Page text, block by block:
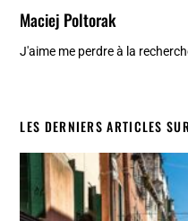
Maciej Poltorak
J'aime me perdre à la
LES DERNIERS ARTICLES